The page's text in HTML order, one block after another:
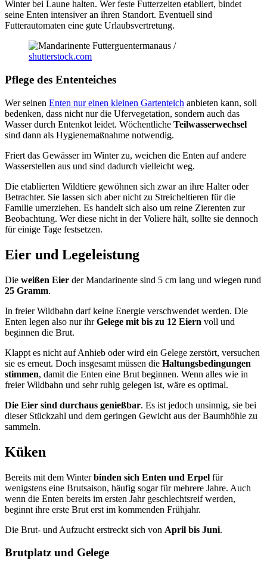
Winter bei Laune halten. Wer feste Futterzeiten etabliert, bindet
seine Enten intensiver an ihren Standort. Eventuell sind
Futterautomaten eine gute Urlaubsvertretung.
guentermanaus /
shutterstock.com
Pflege des Ententeiches
Wer seinen Enten nur einen kleinen Gartenteich anbieten kann, soll
bedenken, dass nicht nur die Ufervegetation, sondern auch das
Wasser durch Entenkot leidet. Wöchentliche Teilwasserwechsel
sind dann als Hygienemaßnahme notwendig.
Friert das Gewässer im Winter zu, weichen die Enten auf andere
Wasserstellen aus und sind dadurch vielleicht weg.
Die etablierten Wildtiere gewöhnen sich zwar an ihre Halter oder
Betrachter. Sie lassen sich aber nicht zu Streicheltieren für die
Familie umerziehen. Es handelt sich also um reine Zierenten zur
Beobachtung. Wer diese nicht in der Voliere hält, sollte sie dennoch
für einige Tage festsetzen.
Eier und Legeleistung
Die weißen Eier der Mandarinente sind 5 cm lang und wiegen rund
25 Gramm.
In freier Wildbahn darf keine Energie verschwendet werden. Die
Enten legen also nur ihrGelege mit bis zu 12 Eiern voll und
beginnen die Brut.
Klappt es nicht auf Anhieb oder wird ein Gelege zerstört, versuchen
sie es erneut. Doch insgesamt müssen die Haltungsbedingungen
stimmen, damit die Enten eine Brut beginnen. Wenn alles wie in
freier Wildbahn und sehr ruhig gelegen ist, wäre es optimal.
Die Eier sind durchaus genießbar. Es ist jedoch unsinnig, sie bei
dieser Stückzahl und dem geringen Gewicht aus der Baumhöhle zu
sammeln.
Küken
Bereits mit dem Winterbinden sich Enten und Erpel für
wenigstens eine Brutsaison, häufig sogar für mehrere Jahre. Auch
wenn die Enten bereits im ersten Jahr geschlechtsreif werden,
beginnt ihre erste Brut erst im kommenden Frühjahr.
Die Brut- und Aufzucht erstreckt sich von April bis Juni.
Brutplatz und Gelege